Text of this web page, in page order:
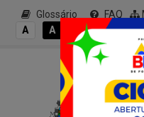
Glossário FAQ
A
A A A+